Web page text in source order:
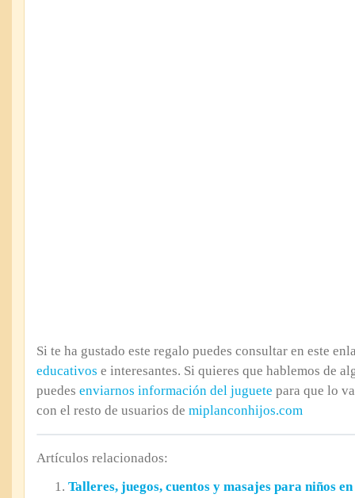
Si te ha gustado este regalo puedes consultar en este
educativos e interesantes. Si quieres que hablemos de
puedes enviarnos información del juguete para que lo
con el resto de usuarios de miplanconhijos.com
Artículos relacionados:
Talleres, juegos, cuentos y masajes para niños